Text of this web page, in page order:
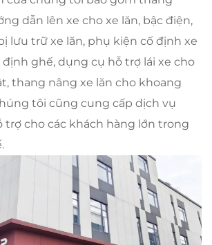
dẫn lên xe cho xe lăn, bậc điện,
lưu trữ xe lăn, phụ kiện cố định xe
định ghế, dụng cụ hỗ trợ lái xe cho
thang nâng xe lăn cho khoang
tôi cũng cung cấp dịch vụ
trợ cho các khách hàng lớn trong